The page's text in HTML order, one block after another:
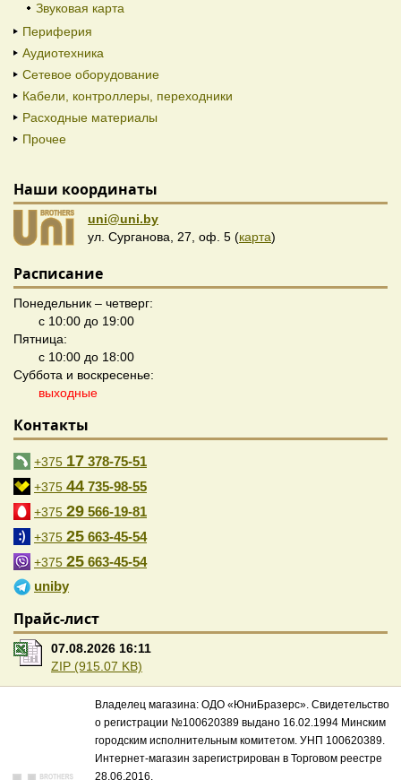
Звуковая карта
Периферия
Аудиотехника
Сетевое оборудование
Кабели, контроллеры, переходники
Расходные материалы
Прочее
Наши координаты
uni@uni.by
ул. Сурганова, 27, оф. 5 (карта)
Расписание
Понедельник – четверг:
с 10:00 до 19:00
Пятница:
с 10:00 до 18:00
Суббота и воскресенье:
выходные
Контакты
+375 17 378-75-51
+375 44 735-98-55
+375 29 566-19-81
+375 25 663-45-54
+375 25 663-45-54
uniby
Прайс-лист
07.08.2026 16:11
ZIP (915.07 KB)
Владелец магазина: ОДО «ЮниБразерс». Свидетельство
о регистрации №100620389 выдано 16.02.1994 Минским
городским исполнительным комитетом. УНП 100620389.
Интернет-магазин зарегистрирован в Торговом реестре
28.06.2016.